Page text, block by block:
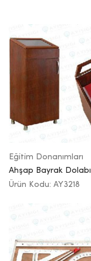
Eğitim Donanımları
Ahşap Bayrak Dolabı
Ürün Kodu: AY3218